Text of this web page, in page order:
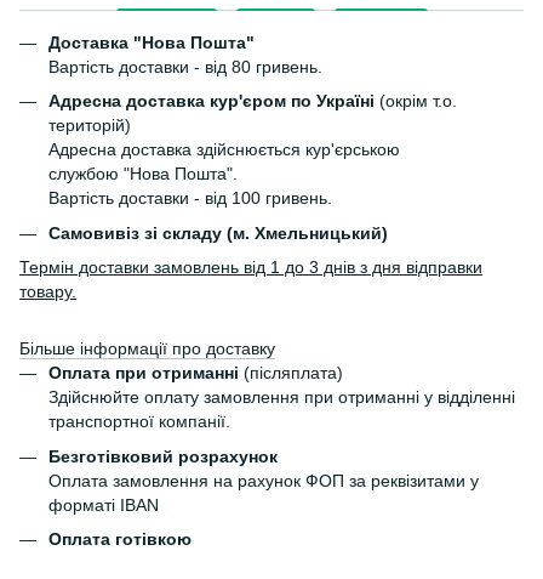
Доставка "Нова Пошта"
Вартість доставки - від 80 гривень.
Адресна доставка кур'єром по Україні (окрім т.о.
територій)
Адресна доставка здійснюється кур'єрською
службою "Нова Пошта".
Вартість доставки - від 100 гривень.
Самовивіз зі складу (м. Хмельницький)
Термін доставки замовлень від 1 до 3 днів з дня відправки
товару.
Більше інформації про доставку
Оплата при отриманні (післяплата)
Здійснюйте оплату замовлення при отриманні у відділенні
транспортної компанії.
Безготівковий розрахунок
Оплата замовлення на рахунок ФОП за реквізитами у
форматі IBAN
Оплата готівкою